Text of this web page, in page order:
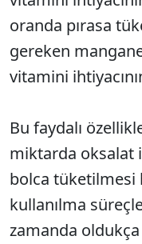
oranda pırasa
gereken
vitamini
Bu faydalı
miktarda oksalat
bolca tüketilmesi
kullanılma
zamanda